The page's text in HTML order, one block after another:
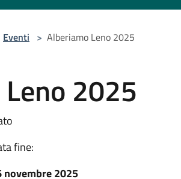
Eventi > Alberiamo Leno 2025
2025
fine:
novembre 2025